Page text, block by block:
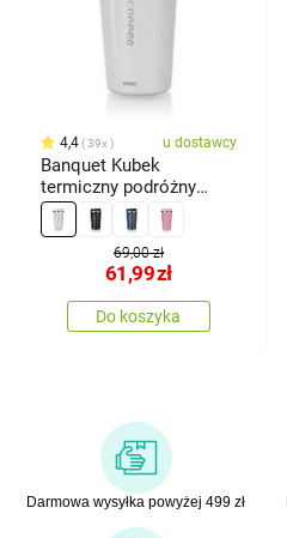
4,4 39x u dostawcy
Banquet Kubek
termiczny podróżny
ARTY 450 ml, biały
69,00 zł
61,99zł
Do koszyka
Darmowa wysyłka powyżej 499 zł